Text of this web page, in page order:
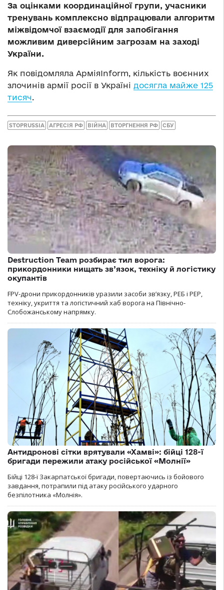
За оцінками координаційної групи, учасники
тренувань комплексно відпрацювали алгоритм
міжвідомчої взаємодії для запобігання
можливим диверсійним загрозам на заході
України.
Як повідомляла АрміяInform, кількість воєнних
злочинів армії росії в Україні досягла майже 125
тисяч.
STOPRUSSIA АГРЕСІЯ РФ ВІЙНА ВТОРГНЕННЯ РФ СБУ
Destruction Team розбирає тил ворога:
прикордонники нищать зв’язок, техніку й логістику
окупантів
FPV-дрони прикордонників уразили засоби зв’язку, РЕБ і РЕР,
техніку, укриття та логістичний хаб ворога на Північно-
Слобожанському напрямку.
Антидронові сітки врятували «Хамві»: бійці 128-ї
бригади пережили атаку російської «Молнії»
Бійці 128-ї Закарпатської бригади, повертаючись із бойового
завдання, потрапили під атаку російського ударного
безпілотника «Молнія».